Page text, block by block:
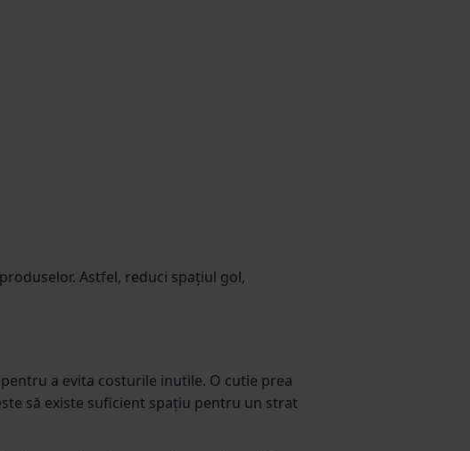
Astfel, reduci spațiul gol,
a evita costurile inutile. O cutie prea
să existe suficient spațiu pentru un strat